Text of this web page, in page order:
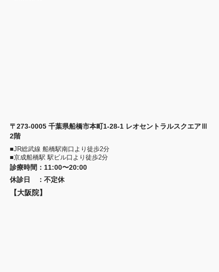
〒273-0005 千葉県船橋市本町1-28-1 レオセントラルスクエアⅢ
2階
■JR総武線 船橋駅南口より徒歩2分
■京成船橋駅 駅ビル口より徒歩2分
診療時間 ： 11:00〜20:00
休診日
： 不定休
【大阪院】